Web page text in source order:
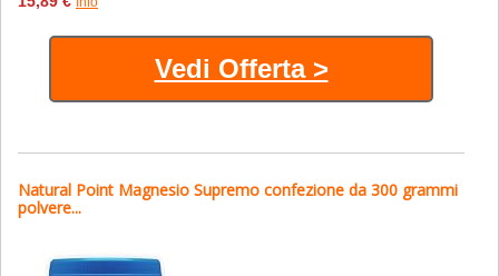
Vedi Offerta >
Natural Point Magnesio Supremo confezione da 300 grammi
polvere...